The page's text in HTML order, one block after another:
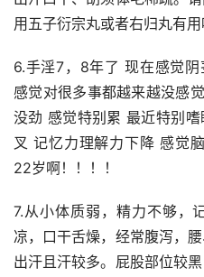
用五子衍宗丸或者右归丸有用
6.手淫7，8年了 现在感觉
感觉对很多事都越来越没感
没劲 感觉特别累 最近特别
叉 记忆力理解力下降 感觉
22岁啊！！！！
7.从小体质弱，精力不够，
凉，口干舌燥，经常腹泻，
出汗且汗较多。屁股部位较